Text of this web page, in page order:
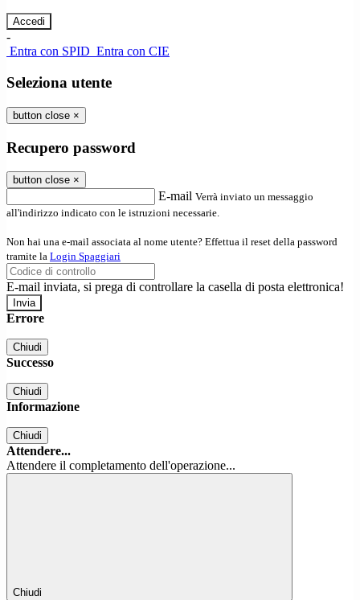
-
Entra con SPID Entra con CIE
Seleziona utente
button close ×
Recupero password
button close ×
E-mail Verrà inviato un messaggio
all'indirizzo indicato con le istruzioni necessarie.
Non hai una e-mail associata al nome utente? Effettua il reset della password
tramite la Login Spaggiari
E-mail inviata, si prega di controllare la casella di posta elettronica!
Errore
Chiudi
Successo
Chiudi
Informazione
Chiudi
Attendere...
Attendere il completamento dell'operazione...
Chiudi